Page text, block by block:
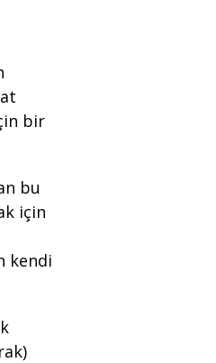
bir
bu
için
kendi